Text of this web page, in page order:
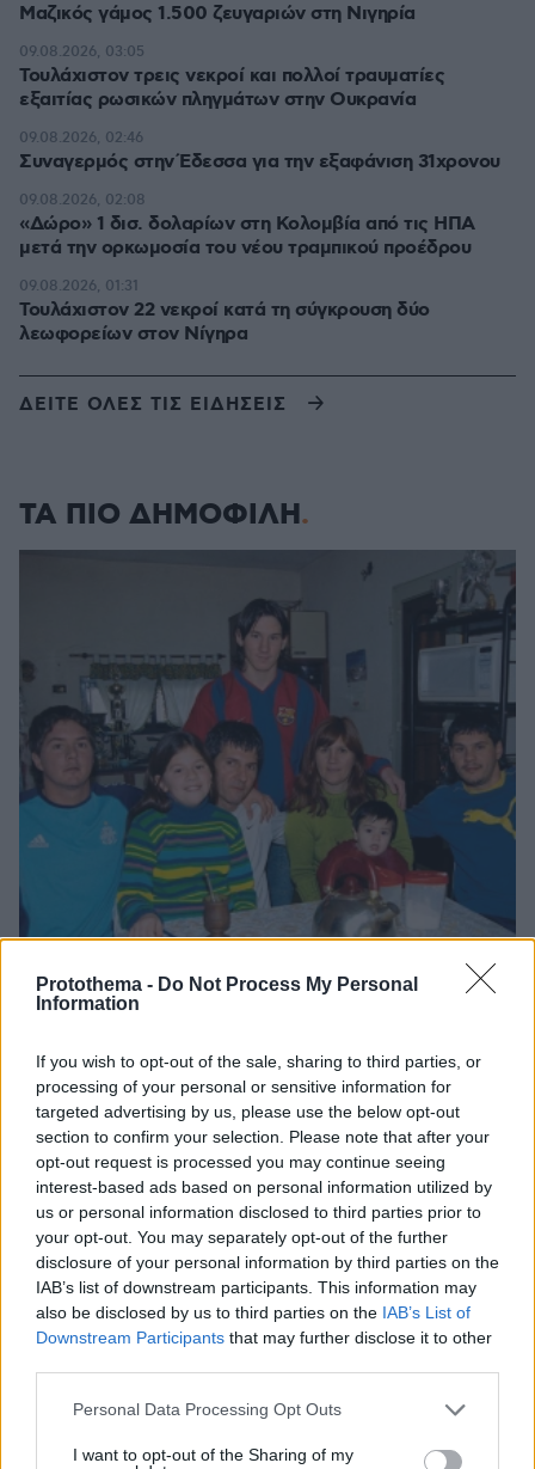
Protothema - Do Not Process My Personal
Information
If you wish to opt-out of the sale, sharing to third parties, or
processing of your personal or sensitive information for
targeted advertising by us, please use the below opt-out
section to confirm your selection. Please note that after your
opt-out request is processed you may continue seeing
interest-based ads based on personal information utilized by
us or personal information disclosed to third parties prior to
your opt-out. You may separately opt-out of the further
disclosure of your personal information by third parties on the
IAB’s list of downstream participants. This information may
also be disclosed by us to third parties on the IAB’s List of
Downstream Participants that may further disclose it to other
Please note that this website/app uses one or more Google
not limited to your visit or usage behaviour. You may click to
Personal Data Processing Opt Outs
I want to opt-out of the Sharing of my
Μαζικός γάμος 1.500 ζευγαριών στη Νιγηρία
Τουλάχιστον τρεις νεκροί και πολλοί τραυματίες
εξαιτίας ρωσικών πληγμάτων στην Ουκρανία
09.08.2026, 03:05
Συναγερμός στην Έδεσσα για την εξαφάνιση 31χρονου
09.08.2026, 02:46
«Δώρο» 1 δισ. δολαρίων στη Κολομβία από τις ΗΠΑ
μετά την ορκωμοσία του νέου τραμπικού προέδρου
09.08.2026, 02:08
Τουλάχιστον 22 νεκροί κατά τη σύγκρουση δύο
λεωφορείων στον Νίγηρα
09.08.2026, 01:31
ΔΕΙΤΕ ΟΛΕΣ ΤΙΣ ΕΙΔΗΣΕΙΣ
ΤΑ ΠΙΟ ΔΗΜΟΦΙΛΗ
Χόρχε Μέσι: Ο εργάτης από το Ροσάριο που πήρε
τον 13χρονο Λιονέλ από το χέρι και άλλαξε την
ιστορία του ποδοσφαίρου με μια υπογραφή σε...
χαρτοπετσέτα
08.08.2026, 21:43